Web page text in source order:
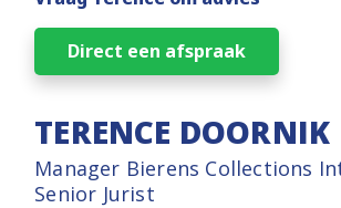
Direct een afspraak
TERENCE DOORNIK
Manager Bierens Collections
Senior Jurist